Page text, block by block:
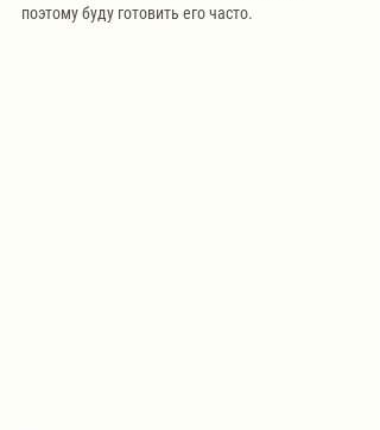
поэтому буду готовить его часто.